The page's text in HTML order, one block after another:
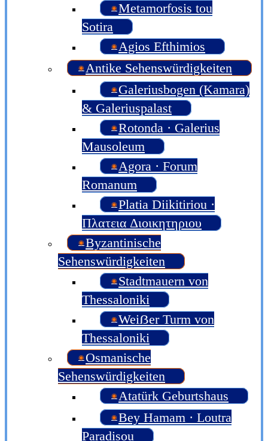
Metamorfosis tou
Sotira
Agios Efthimios
Antike Sehenswürdigkeiten
Galeriusbogen (Kamara)
& Galeriuspalast
Rotonda · Galerius
Mausoleum
Agora · Forum
Romanum
Platia Diikitiriou ·
Πλατεια Διοικητηριου
Byzantinische
Sehenswürdigkeiten
Stadtmauern von
Thessaloniki
Weiẞer Turm von
Thessaloniki
Osmanische
Sehenswürdigkeiten
Atatürk Geburtshaus
Bey Hamam · Loutra
Paradisou